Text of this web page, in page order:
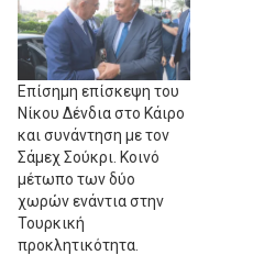
Επίσημη επίσκεψη του
Νίκου Δένδια στο Κάιρο
και συνάντηση με τον
Σάμεχ Σούκρι. Κοινό
μέτωπο των δύο
χωρών ενάντια στην
Τουρκική
προκλητικότητα.